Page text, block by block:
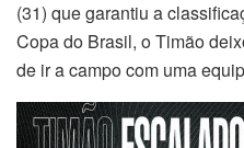
(31) que garantiu a
Copa do Brasil, o Timão
de ir a campo com uma